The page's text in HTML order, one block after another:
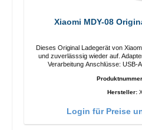
Xiaomi MDY-08
Dieses Original Ladegerät von
und zuverlässsig wieder auf. Adapter Original Xiaomi
Verarbeitung
Hersteller:
Login für Preise